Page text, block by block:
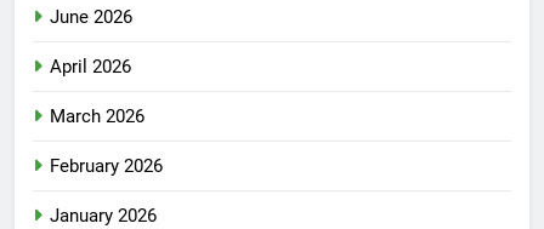
June 2026
April 2026
March 2026
February 2026
January 2026